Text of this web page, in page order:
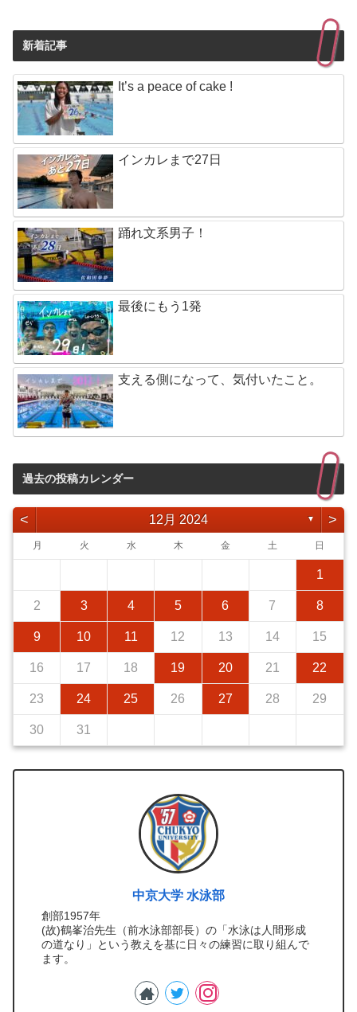
新着記事
It’s a peace of cake !
インカレまで27日
踊れ文系男子！
最後にもう1発
支える側になって、気付いたこと。
過去の投稿カレンダー
< 12月 2024 ▼ >
月 火 水 木 金 土 日
1
2 3 4 5 6 7 8
9 10 11 12 13 14 15
16 17 18 19 20 21 22
23 24 25 26 27 28 29
30 31
中京大学 水泳部
創部1957年
(故)鶴峯治先生（前水泳部部長）の「水泳は人間形成
の道なり」という教えを基に日々の練習に取り組んで
ます。